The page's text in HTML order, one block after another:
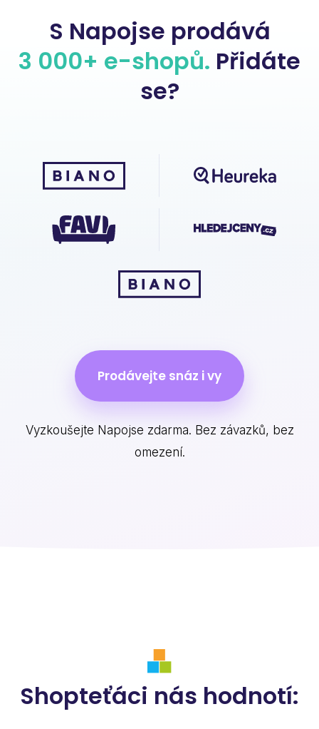
S Napojse prodává
3 000+ e-shopů. Přidáte
se?
Prodávejte snáz i vy
Vyzkoušejte Napojse zdarma. Bez závazků, bez
omezení.
Shopteťáci nás hodnotí: